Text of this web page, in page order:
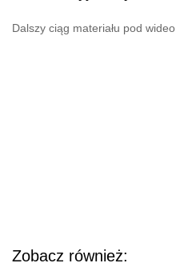
Dalszy ciąg materiału pod wideo
Zobacz również: